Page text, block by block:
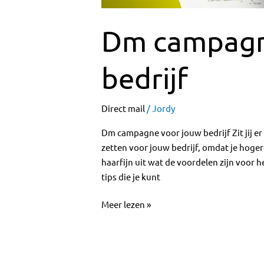
Dm
bedrijf
Direct mail / Jordy
Dm campagne voor jouw bedrijf Zit jij
zetten voor jouw bedrijf, omdat je
haarfijn uit wat de voordelen zijn voor
tips die je kunt
Meer lezen »